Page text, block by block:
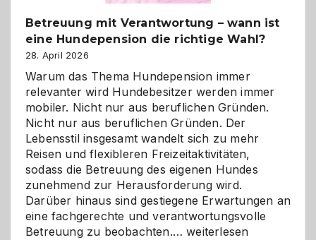
Betreuung mit Verantwortung – wann ist
eine Hundepension die richtige Wahl?
28. April 2026
Warum das Thema Hundepension immer
relevanter wird Hundebesitzer werden immer
mobiler. Nicht nur aus beruflichen Gründen.
Nicht nur aus beruflichen Gründen. Der
Lebensstil insgesamt wandelt sich zu mehr
Reisen und flexibleren Freizeitaktivitäten,
sodass die Betreuung des eigenen Hundes
zunehmend zur Herausforderung wird.
Darüber hinaus sind gestiegene Erwartungen an
eine fachgerechte und verantwortungsvolle
Betreuung zu beobachten.…Betreuung
weiterlesen